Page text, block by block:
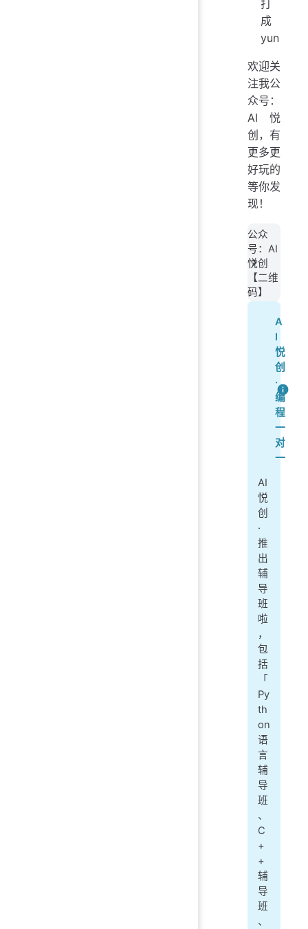
打
成
yun
欢迎关
注我公
众号：
AI悦
创，有
更多更
好玩的
等你发
现！
公众
号：AI
悦创
【二维
码】
A
I
悦
创
·
编
程
一
对
一
AI
悦
创
·
推
出
辅
导
班
啦
，
包
括
「
Py
th
on
语
言
辅
导
班
、
C
+
+
辅
导
班
、